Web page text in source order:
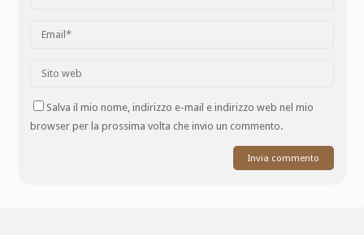
Salva il mio nome, indirizzo e-mail e indirizzo web nel mio
browser per la prossima volta che invio un commento.